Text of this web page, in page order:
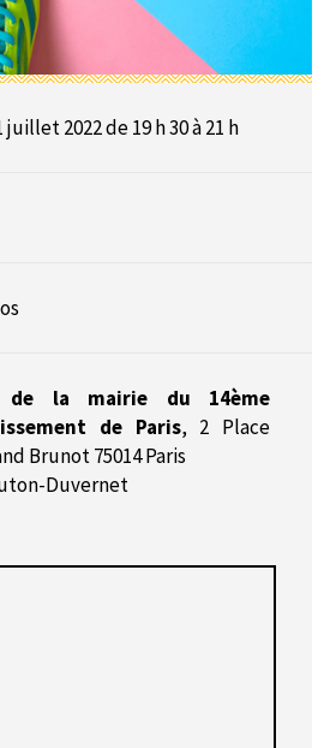
2022 de 19 h 30 à 21 h
de la mairie du 14ème
de Paris, 2 Place
Brunot 75014 Paris
Duvernet